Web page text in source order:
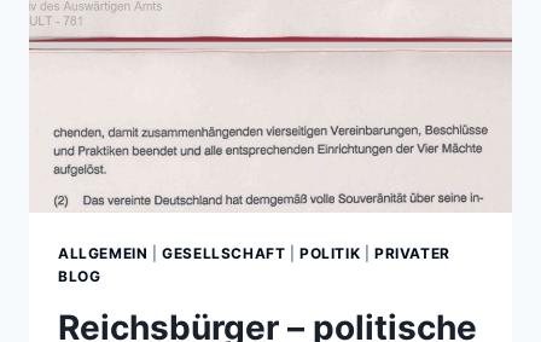
ALLGEMEIN |GESELLSCHAFT |POLITIK |PRIVATER
BLOG
Reichsbürger – politische